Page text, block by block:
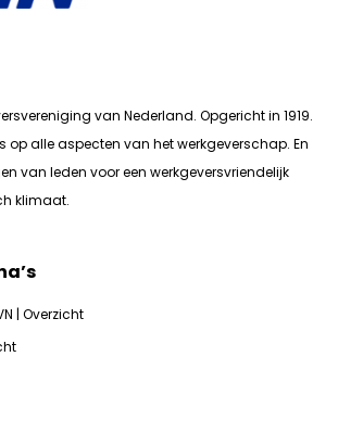
van Nederland. Opgericht in 1919.
op alle aspecten van het werkgeverschap. En
van leden voor een werkgeversvriendelijk
klimaat.
| Overzicht